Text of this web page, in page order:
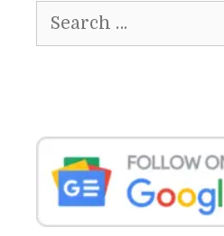
for: